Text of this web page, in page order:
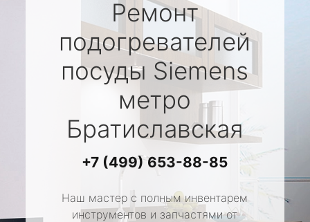
Ремонт
подогревателей
посуды Siemens
метро
Братиславская
+7 (499) 653-88-85
Наш мастер с полным инвентарем
инструментов и запчастями от